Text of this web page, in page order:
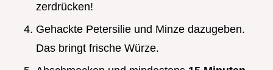
zerdrücken!
Gehackte Petersilie und Minze dazugeben.
Das bringt frische Würze.